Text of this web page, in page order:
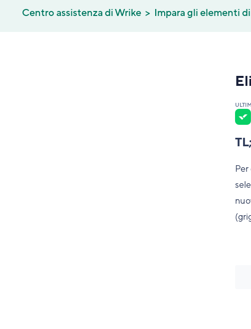
Centro assistenza di Wrike Impara gli elementi